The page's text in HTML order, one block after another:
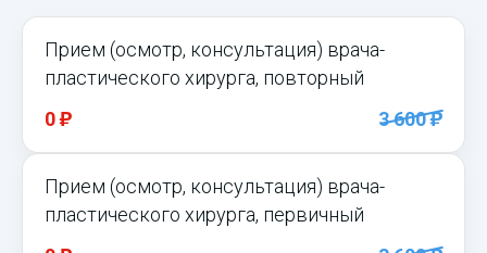
Прием (осмотр, консультация) врача-
пластического хирурга, повторный
0) 3 600)
Прием (осмотр, консультация) врача-
пластического хирурга, первичный